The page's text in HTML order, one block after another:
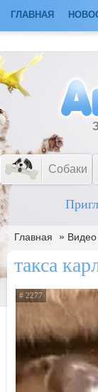
ГЛАВНАЯ
Собаки
Главная » Видео
такса
# 2277